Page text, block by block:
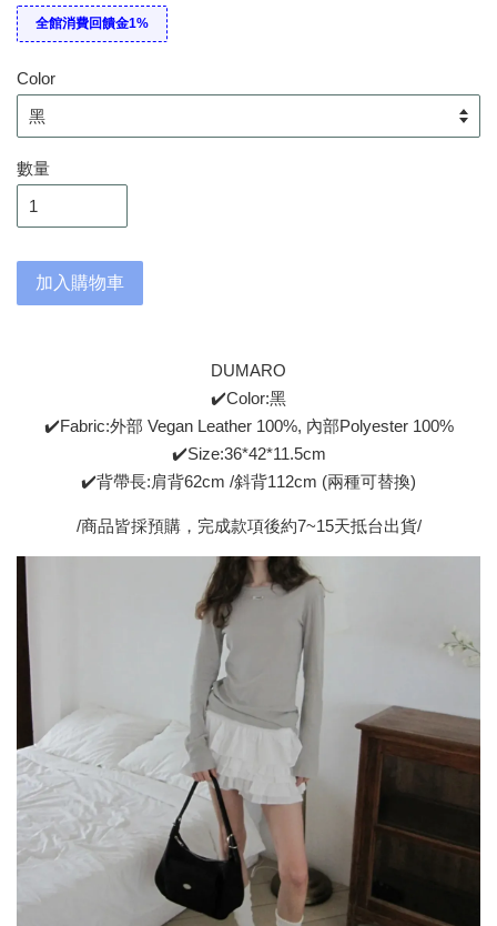
全館消費回饋金1%
Color
數量
加入購物車
DUMARO
✔️Color:黑
✔️Fabric:外部 Vegan Leather 100%, 內部Polyester 100%
✔️Size:36*42*11.5cm
✔️背帶長:肩背62cm /斜背112cm (兩種可替換)
/商品皆採預購，完成款項後約7~15天抵台出貨/